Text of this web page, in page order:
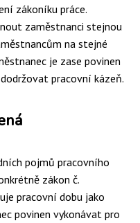
zákoníku práce.
zaměstnanci stejnou
na stejné
je zase povinen
pracovní kázeň.
pojmů pracovního
zákon č.
pracovní dobu jako
povinen vykonávat pro